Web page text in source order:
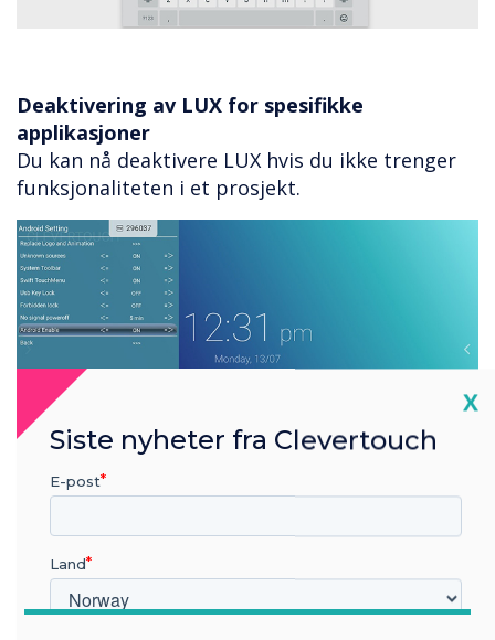
Deaktivering av LUX for spesifikke
applikasjoner
Du kan nå deaktivere LUX hvis du ikke trenger
funksjonaliteten i et prosjekt.
Clevershare 2.0.3 oppgradering
Denne oppgraderingen lar deg bruke Native
streaming-protokoller som Chromecast og
X
Siste nyheter fra Clevertouch
E-post
Land